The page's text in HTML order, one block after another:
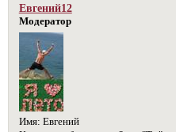
Евгений12
Модератор
Имя: Евгений